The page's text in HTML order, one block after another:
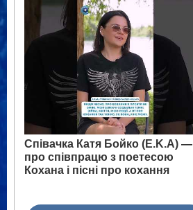
Співачка Катя Бойко (E.K.A) —
про співпрацю з поетесою
Кохана і пісні про кохання